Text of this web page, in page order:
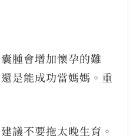
腫會增加懷孕的難
是能成功當媽媽。重
議不要拖太晚生育。